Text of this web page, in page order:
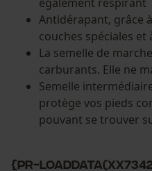
Antidérapant, grâce
couches spéciales
La semelle de
carburants. Elle ne
Semelle
protège vos pieds
pouvant se trouver
{PR-